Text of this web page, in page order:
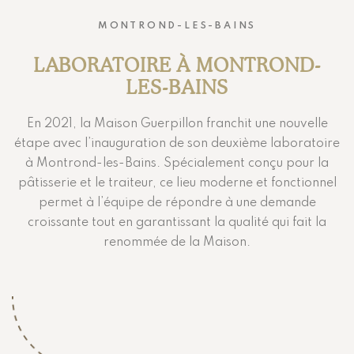
MONTROND-LES-BAINS
LABORATOIRE À MONTROND-
LES-BAINS
En 2021, la Maison Guerpillon franchit une nouvelle
étape avec l’inauguration de son deuxième laboratoire
à Montrond-les-Bains. Spécialement conçu pour la
pâtisserie et le traiteur, ce lieu moderne et fonctionnel
permet à l’équipe de répondre à une demande
croissante tout en garantissant la qualité qui fait la
renommée de la Maison.